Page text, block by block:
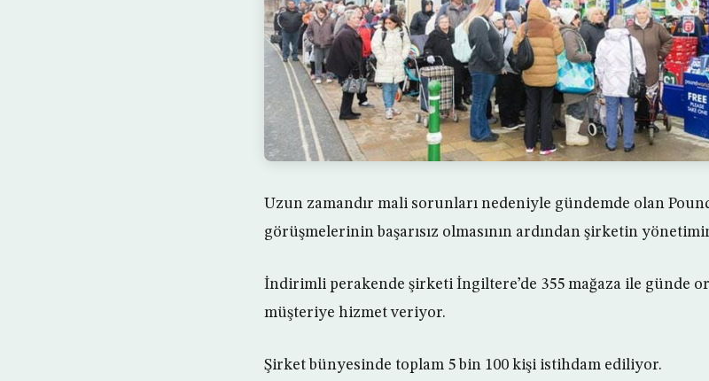
Uzun zamandır mali sorunları nedeniyle gündemde olan
görüşmelerinin başarısız olmasının ardından şirketin
İndirimli perakende şirketi İngiltere’de 355 mağaza ile günde
müşteriye hizmet veriyor.
Şirket bünyesinde toplam 5 bin 100 kişi istihdam ediliyor.